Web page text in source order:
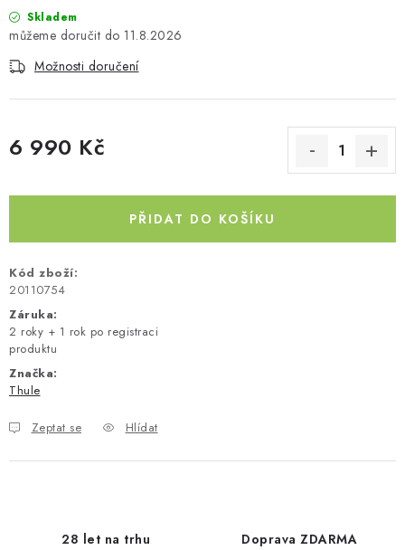
Skladem
11.8.2026
Možnosti doručení
6 990 Kč
PŘIDAT DO KOŠÍKU
Kód zboží:
20110754
Záruka:
2 roky + 1 rok po registraci
produktu
Značka:
Thule
Zeptat se Hlídat
28 let na trhu Doprava ZDARMA